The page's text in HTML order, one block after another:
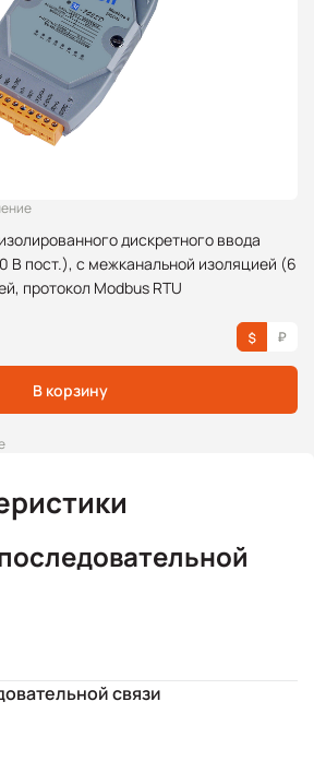
дискретного ввода
В пост.), с межканальной изоляцией (6
протокол Modbus RTU
В корзину
связи